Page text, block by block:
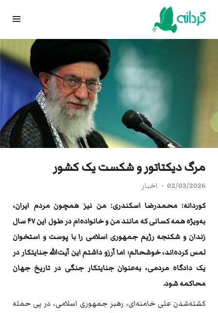
Skip
content
مرگ دیکتاتور و شکست یک کشور
02/03/2026
اخبار
کوردانه: محمدرضا اسکندری: من نیز همچون مردم ایران،
به‌ویژه همه کسانی که مانند من و خانواده‌ام در طول این ۴۷ سال
زندان و شکنجه رژیم جمهوری اسلامی را با پوست و استخوان
لمس کرده‌اند، خوشحالم؛ اما آرزو داشتم این آیت‌الله جنایتکار در
یک دادگاه مردمی، به‌عنوان جنایتکار جنگی در تاریخ جهان
محاکمه شود.
کشته‌شدن علی خامنه‌ای، رهبر جمهوری اسلامی، در پی حمله